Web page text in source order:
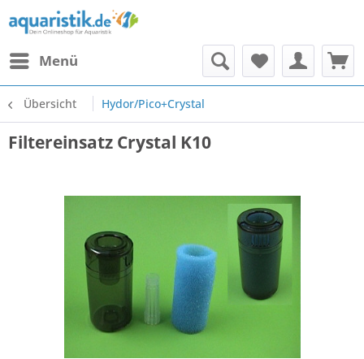
Menü
Übersicht Hydor/Pico+Crystal
Filtereinsatz Crystal K10